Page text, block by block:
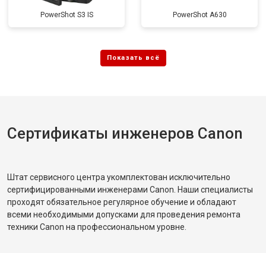
PowerShot S3 IS PowerShot A630
Сертификаты инженеров Canon
Штат сервисного центра укомплектован исключительно
сертифицированными инженерами Canon. Наши специалисты
проходят обязательное регулярное обучение и обладают
всеми необходимыми допусками для проведения ремонта
техники Canon на профессиональном уровне.